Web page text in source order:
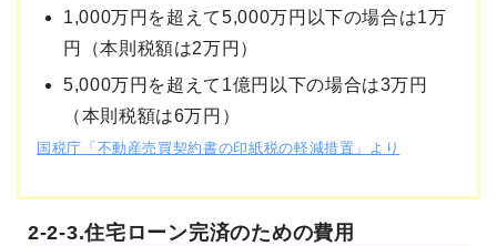
1,000万円を超えて5,000万円以下の場合は1万
円（本則税額は2万円）
5,000万円を超えて1億円以下の場合は3万円
（本則税額は6万円）
国税庁「不動産売買契約書の印紙税の軽減措置」より
2-2-3.住宅ローン完済のための費用